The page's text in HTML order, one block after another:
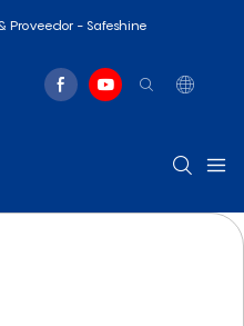
Proveedor - Safeshine